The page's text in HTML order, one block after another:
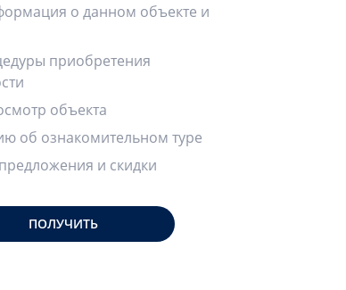
о данном объекте и
приобретения
объекта
об ознакомительном туре
и скидки
ПОЛУЧИТЬ